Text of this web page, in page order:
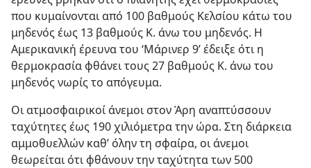
που κυμαίνονται από 100 βαθμούς Κελσίου κάτω του
μηδενός έως 13 βαθμούς Κ. άνω του μηδενός. Η
Αμερικανική έρευνα του ‘Μάρινερ 9’ έδειξε ότι η
θερμοκρασία φθάνει τους 27 βαθμούς Κ. άνω του
μηδενός νωρίς το απόγευμα.
Οι ατμοσφαιρικοί άνεμοι στον Άρη αναπτύσσουν
ταχύτητες έως 190 χιλιόμετρα την ώρα. Στη διάρκεια
αμμοθυελλών καθ’ όλην τη σφαίρα, οι άνεμοι
θεωρείται ότι φθάνουν την ταχύτητα των 500